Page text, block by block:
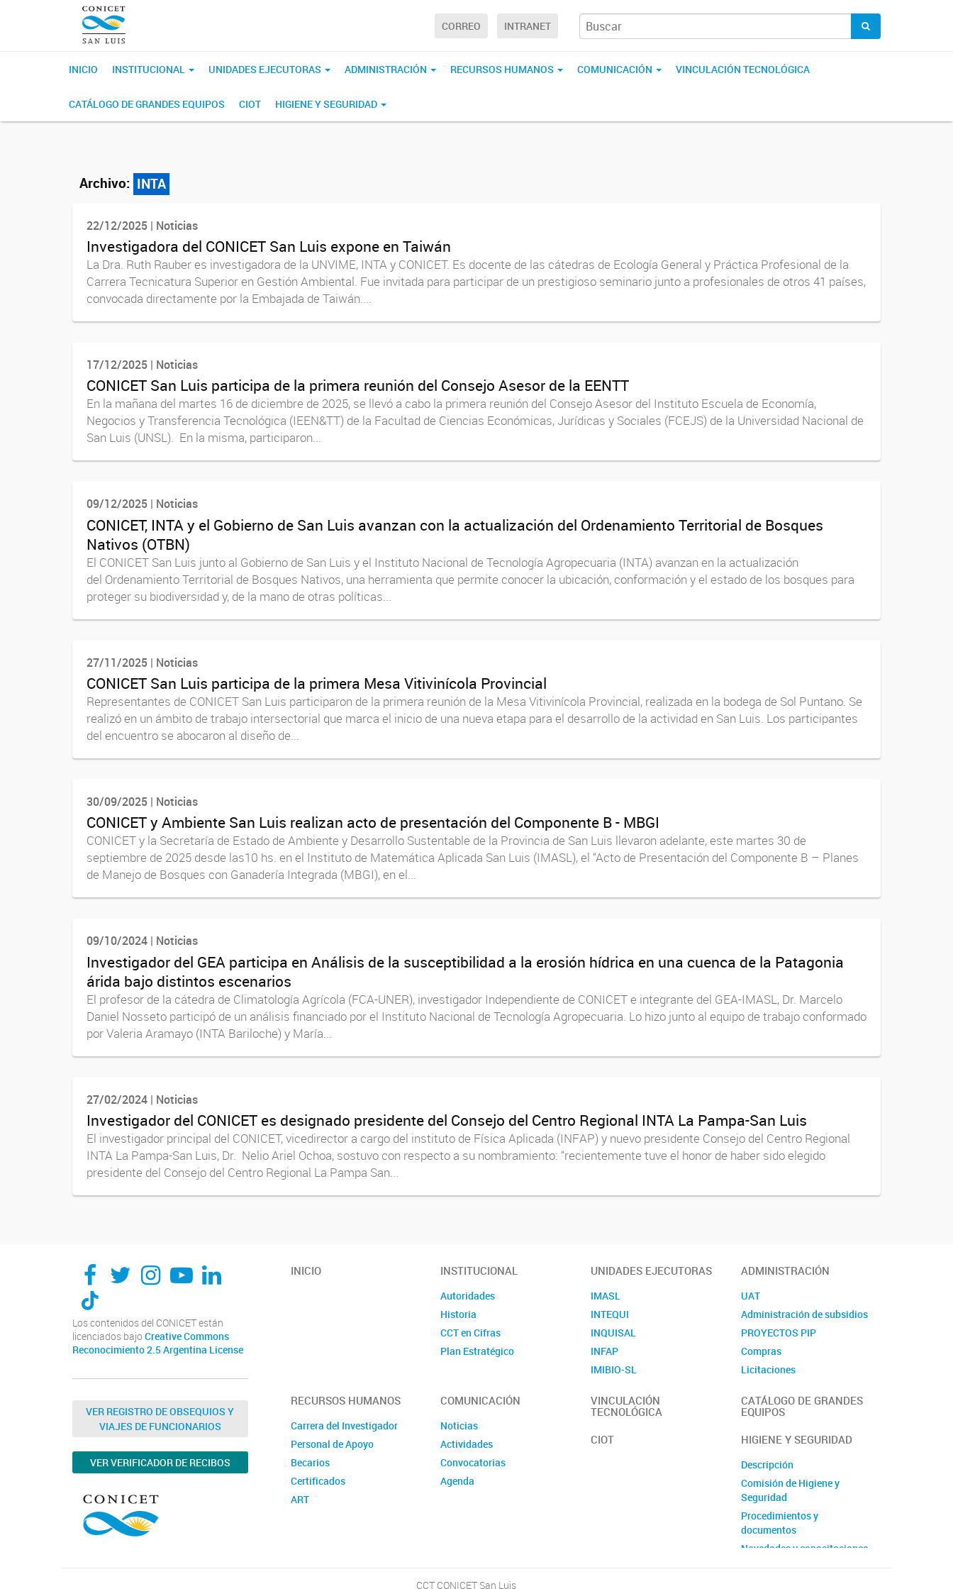
CORREO INTRANET
INICIO INSTITUCIONAL UNIDADES EJECUTORAS ADMINISTRACIÓN RECURSOS HUMANOS COMUNICACIÓN VINCULACIÓN TECNOLÓGICA
CATÁLOGO DE GRANDES EQUIPOS CIOT HIGIENE Y SEGURIDAD
Archivo: INTA
22/12/2025 | Noticias
Investigadora del CONICET San Luis expone en Taiwán
La Dra. Ruth Rauber es investigadora de la UNVIME, INTA y CONICET. Es docente de las cátedras de Ecología General y Práctica Profesional de la
Carrera Tecnicatura Superior en Gestión Ambiental. Fue invitada para participar de un prestigioso seminario junto a profesionales de otros 41 países,
convocada directamente por la Embajada de Taiwán....
17/12/2025 | Noticias
CONICET San Luis participa de la primera reunión del Consejo Asesor de la EENTT
En la mañana del martes 16 de diciembre de 2025, se llevó a cabo la primera reunión del Consejo Asesor del Instituto Escuela de Economía,
Negocios y Transferencia Tecnológica (IEEN&TT) de la Facultad de Ciencias Económicas, Jurídicas y Sociales (FCEJS) de la Universidad Nacional de
San Luis (UNSL). En la misma, participaron...
09/12/2025 | Noticias
CONICET, INTA y el Gobierno de San Luis avanzan con la actualización del Ordenamiento Territorial de Bosques
Nativos (OTBN)
El CONICET San Luis junto al Gobierno de San Luis y el Instituto Nacional de Tecnología Agropecuaria (INTA) avanzan en la actualización
del Ordenamiento Territorial de Bosques Nativos, una herramienta que permite conocer la ubicación, conformación y el estado de los bosques para
proteger su biodiversidad y, de la mano de otras políticas...
27/11/2025 | Noticias
CONICET San Luis participa de la primera Mesa Vitivinícola Provincial
Representantes de CONICET San Luis participaron de la primera reunión de la Mesa Vitivinícola Provincial, realizada en la bodega de Sol Puntano. Se
realizó en un ámbito de trabajo intersectorial que marca el inicio de una nueva etapa para el desarrollo de la actividad en San Luis. Los participantes
del encuentro se abocaron al diseño de...
30/09/2025 | Noticias
CONICET y Ambiente San Luis realizan acto de presentación del Componente B - MBGI
CONICET y la Secretaría de Estado de Ambiente y Desarrollo Sustentable de la Provincia de San Luis llevaron adelante, este martes 30 de
septiembre de 2025 desde las10 hs. en el Instituto de Matemática Aplicada San Luis (IMASL), el “Acto de Presentación del Componente B – Planes
de Manejo de Bosques con Ganadería Integrada (MBGI), en el...
09/10/2024 | Noticias
Investigador del GEA participa en Análisis de la susceptibilidad a la erosión hídrica en una cuenca de la Patagonia
árida bajo distintos escenarios
El profesor de la cátedra de Climatología Agrícola (FCA-UNER), investigador Independiente de CONICET e integrante del GEA-IMASL, Dr. Marcelo
Daniel Nosseto participó de un análisis financiado por el Instituto Nacional de Tecnología Agropecuaria. Lo hizo junto al equipo de trabajo conformado
por Valeria Aramayo (INTA Bariloche) y María...
27/02/2024 | Noticias
Investigador del CONICET es designado presidente del Consejo del Centro Regional INTA La Pampa-San Luis
El investigador principal del CONICET, vicedirector a cargo del instituto de Física Aplicada (INFAP) y nuevo presidente Consejo del Centro Regional
INTA La Pampa-San Luis, Dr. Nelio Ariel Ochoa, sostuvo con respecto a su nombramiento: “recientemente tuve el honor de haber sido elegido
presidente del Consejo del Centro Regional La Pampa San...
Los contenidos del CONICET están
licenciados bajo Creative Commons
Reconocimiento 2.5 Argentina License
VER REGISTRO DE OBSEQUIOS Y
VIAJES DE FUNCIONARIOS
VER VERIFICADOR DE RECIBOS
INICIO INSTITUCIONAL
Autoridades
Historia
CCT en Cifras
Plan Estratégico
UNIDADES EJECUTORAS
IMASL
INTEQUI
INQUISAL
INFAP
IMIBIO-SL
ADMINISTRACIÓN
UAT
Administración de subsidios
PROYECTOS PIP
Compras
Licitaciones
RECURSOS HUMANOS
Carrera del Investigador
Personal de Apoyo
Becarios
Certificados
ART
COMUNICACIÓN
Noticias
Actividades
Convocatorias
Agenda
VINCULACIÓN
TECNOLÓGICA
CATÁLOGO DE GRANDES
EQUIPOS
CIOT
HIGIENE Y SEGURIDAD
Descripción
Comisión de Higiene y
Seguridad
Procedimientos y
documentos
Novedades y capacitaciones
CCT CONICET San Luis